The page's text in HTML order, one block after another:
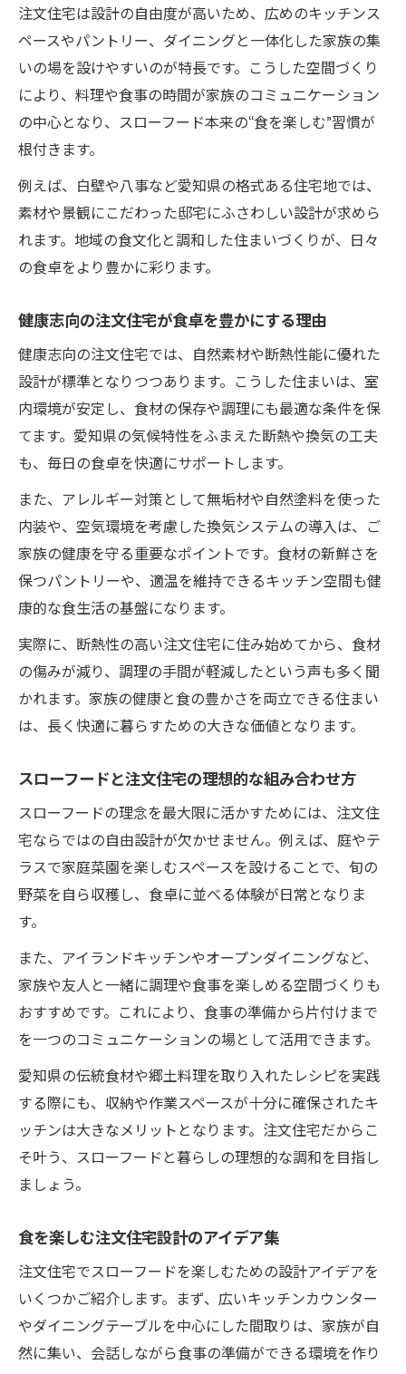
スローフードを楽しむ注文住宅のキッチン
工夫
家族の健康を守る注文住宅の食事スペース
注文住宅で叶える快適ダイニングのポイン
健康志向の注文住宅がもたらす安心の暮ら
し
統一感ある街並みと邸宅設計の魅力を探る
邸宅設計で街並みに調和する注文住宅とは
愛知県の注文住宅で統一感を演出する方法
邸宅の統一美を高める注文住宅のデザイン
注文住宅が街並みの資産価値を守る理由
自然素材を活かした愛知の注文住宅実例
注文住宅で自然素材を活かすメリットとは
愛知県の注文住宅実例から学ぶ素材選び
健康や快適性を高める自然素材の注文住宅
注文住宅設計で重視するべき自然素材の活
用
快適な暮らしに導く邸宅づくりの最新トレンド
注文住宅の最新トレンドで快適な暮らしを
実現
愛知県で注目の注文住宅最新トレンド紹介
快適な住まいを叶える注文住宅の工夫
注文住宅で取り入れたい今注目のアイデア
注文住宅は設計の自由度が高いため、広めのキッチンス
ペースやパントリー、ダイニングと一体化した家族の集
いの場を設けやすいのが特長です。こうした空間づくり
により、料理や食事の時間が家族のコミュニケーション
の中心となり、スローフード本来の“食を楽しむ”習慣が
根付きます。
例えば、白壁や八事など愛知県の格式ある住宅地では、
素材や景観にこだわった邸宅にふさわしい設計が求めら
れます。地域の食文化と調和した住まいづくりが、日々
の食卓をより豊かに彩ります。
健康志向の注文住宅が食卓を豊かにする理由
健康志向の注文住宅では、自然素材や断熱性能に優れた
設計が標準となりつつあります。こうした住まいは、室
内環境が安定し、食材の保存や調理にも最適な条件を保
てます。愛知県の気候特性をふまえた断熱や換気の工夫
も、毎日の食卓を快適にサポートします。
また、アレルギー対策として無垢材や自然塗料を使った
内装や、空気環境を考慮した換気システムの導入は、ご
家族の健康を守る重要なポイントです。食材の新鮮さを
保つパントリーや、適温を維持できるキッチン空間も健
康的な食生活の基盤になります。
実際に、断熱性の高い注文住宅に住み始めてから、食材
の傷みが減り、調理の手間が軽減したという声も多く聞
かれます。家族の健康と食の豊かさを両立できる住まい
は、長く快適に暮らすための大きな価値となります。
スローフードと注文住宅の理想的な組み合わせ方
スローフードの理念を最大限に活かすためには、注文住
宅ならではの自由設計が欠かせません。例えば、庭やテ
ラスで家庭菜園を楽しむスペースを設けることで、旬の
野菜を自ら収穫し、食卓に並べる体験が日常となりま
す。
また、アイランドキッチンやオープンダイニングなど、
家族や友人と一緒に調理や食事を楽しめる空間づくりも
おすすめです。これにより、食事の準備から片付けまで
を一つのコミュニケーションの場として活用できます。
愛知県の伝統食材や郷土料理を取り入れたレシピを実践
する際にも、収納や作業スペースが十分に確保されたキ
ッチンは大きなメリットとなります。注文住宅だからこ
そ叶う、スローフードと暮らしの理想的な調和を目指し
ましょう。
食を楽しむ注文住宅設計のアイデア集
注文住宅でスローフードを楽しむための設計アイデアを
いくつかご紹介します。まず、広いキッチンカウンター
やダイニングテーブルを中心にした間取りは、家族が自
然に集い、会話しながら食事の準備ができる環境を作り